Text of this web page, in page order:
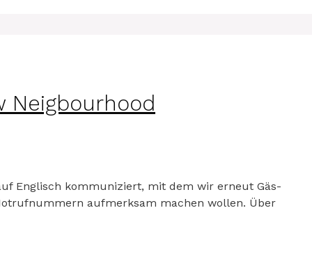
Neigbourhood
Eng­lisch kom­mu­ni­ziert, mit dem wir erneut Gäs­
auf­merk­sam machen wol­len. Über